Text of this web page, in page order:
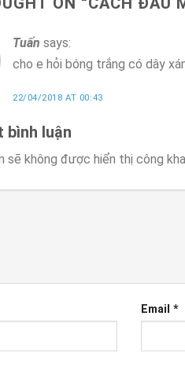
Tuấn says:
cho e hỏi bóng trắng có dây
22/04/2018 AT 00:43
bình luận
sẽ không được hiển thị công
Email *